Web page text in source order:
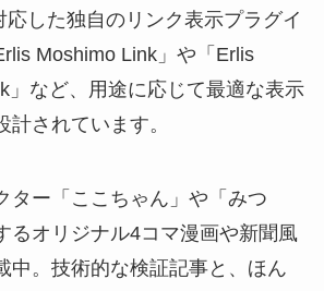
応した独自のリンク表示プラグイ
Moshimo Link」や「Erlis
」など、用途に応じて最適な表示
されています。
ター「ここちゃん」や「みつ
るオリジナル4コマ漫画や新聞風
中。技術的な検証記事と、ほん